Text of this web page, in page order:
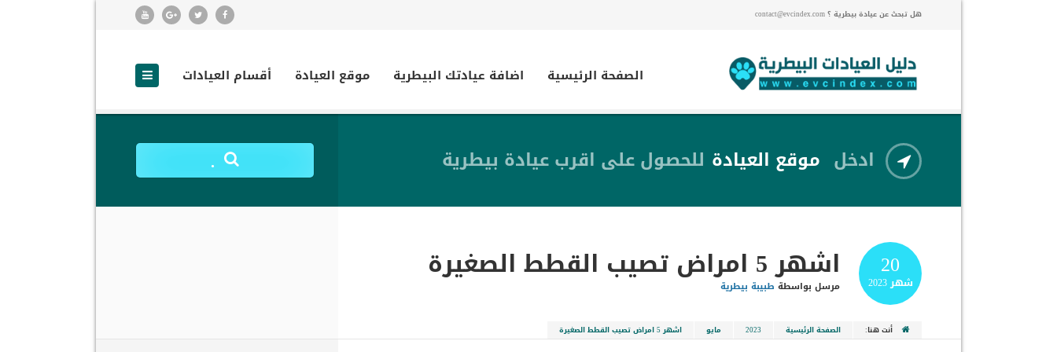
هل تبحث عن عيادة بيطرية ؟ contact@evcindex.com
الصفحة الرئيسية اضافة عيادتك البيطرية موقع العيادة أقسام العيادات
ادخل موقع العيادة للحصول على اقرب عيادة بيطرية .
20
شهر2023 اشهر 5 امراض تصيب القطط الصغيرة
مرسل بواسطة طبيبة بيطرية
أنت هنا: الصفحة الرئيسية 2023 مايو اشهر 5 امراض تصيب القطط الصغيرة